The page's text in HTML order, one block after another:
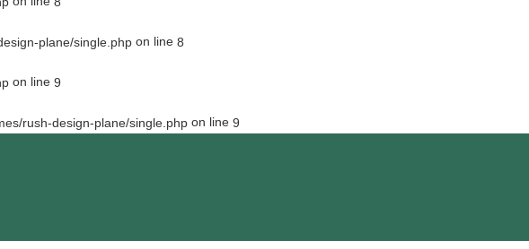
plane/single.php on line 8
on line 9
rush-design-plane/single.php on line 9